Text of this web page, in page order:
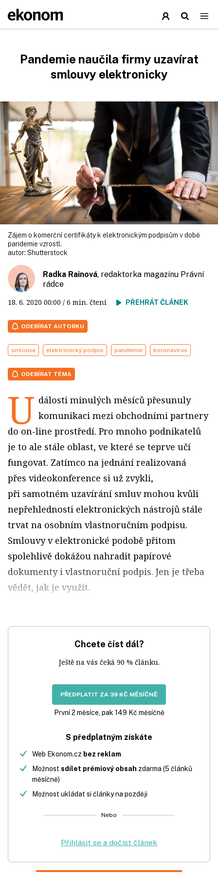
Pandemie naučila firmy uzavírat
smlouvy elektronicky
Zájem o komerční certifikáty k elektronickým podpisům v době
pandemie vzrostl.
autor: Shutterstock
Radka Rainová, redaktorka magazínu Právní
rádce
18. 6. 2020 00:00 / 6 min. čtení PŘEHRÁT ČLÁNEK
ODEBÍRAT AUTORKU
smlouva elektronický podpis pandemie koronavirus
ODEBÍRAT TÉMA
U dálosti minulých měsíců přesunuly
komunikaci mezi obchodními partnery
do on-line prostředí. Pro mnoho podnikatelů
je to ale stále oblast, ve které se teprve učí
fungovat. Zatímco na jednání realizovaná
přes videokonference si už zvykli,
při samotném uzavírání smluv mohou kvůli
nepřehlednosti elektronických nástrojů stále
trvat na osobním vlastnoručním podpisu.
Smlouvy v elektronické podobě přitom
spolehlivě dokážou nahradit papírové
dokumenty i vlastnoruční podpis. Jen je třeba
vědět, jak je využít.
Chcete číst dál?
Ještě na vás čeká 90 % článku.
PŘEDPLATIT ZA 39 KČ MĚSÍČNĚ
První 2 měsíce, pak 149 Kč měsíčně
S předplatným získáte
Web Ekonom.cz bez reklam
Možnost sdílet prémiový obsah zdarma (5 článků
měsíčně)
Možnost ukládat si články na později
Nebo
Přihlásit se a dočíst článek